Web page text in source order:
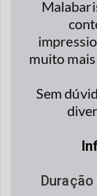
muito
Sem